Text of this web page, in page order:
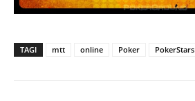
TAGI mtt online Poker PokerStars